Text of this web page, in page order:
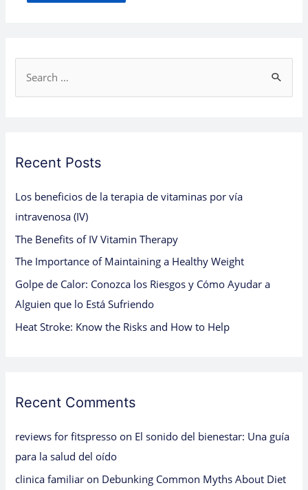
e
c
f
o
r
:
Recent Posts
Los beneficios de la terapia de vitaminas por vía
intravenosa (IV)
The Benefits of IV Vitamin Therapy
The Importance of Maintaining a Healthy Weight
Golpe de Calor: Conozca los Riesgos y Cómo Ayudar a
Alguien que lo Está Sufriendo
Heat Stroke: Know the Risks and How to Help
Recent Comments
reviews for fitspresso on El sonido del bienestar: Una guía
para la salud del oído
clinica familiar on Debunking Common Myths About Diet